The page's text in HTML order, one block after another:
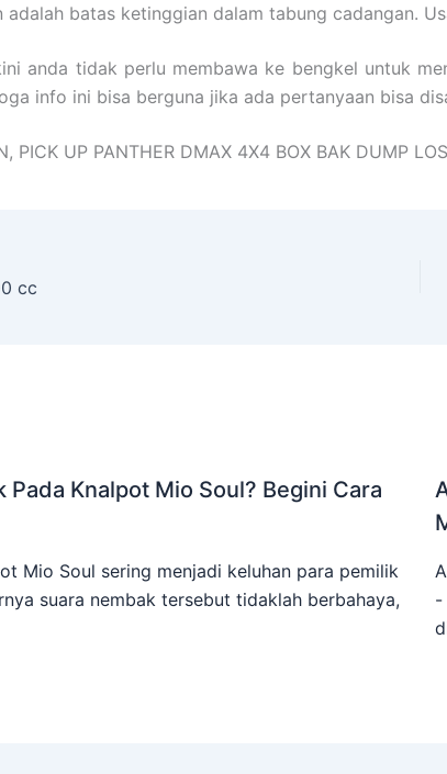
adalah batas ketinggian dalam tabung cadangan.
anda tidak perlu membawa ke bengkel untuk
info ini bisa berguna jika ada pertanyaan bisa
PICK UP PANTHER DMAX 4X4 BOX BAK DUMP
cc
Pada Knalpot Mio Soul? Begini Cara
Mio Soul sering menjadi keluhan para pemilik
suara nembak tersebut tidaklah berbahaya,
-